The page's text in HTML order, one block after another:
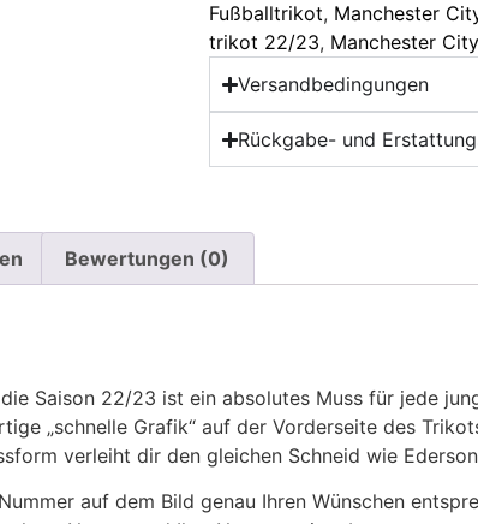
Fußballtrikot, Manchester
trikot 22/23, Manchester
Versandbedingungen
Rückgabe- und
Bewertungen (0)
Saison 22/23 ist ein absolutes Muss für jede
„schnelle Grafik“ auf der Vorderseite des
verleiht dir den gleichen Schneid wie
auf dem Bild genau Ihren Wünschen